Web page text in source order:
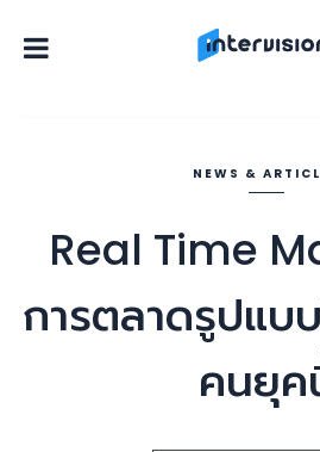
NEWS &
Real Time
การตลาดรูปแบ
คนยุค